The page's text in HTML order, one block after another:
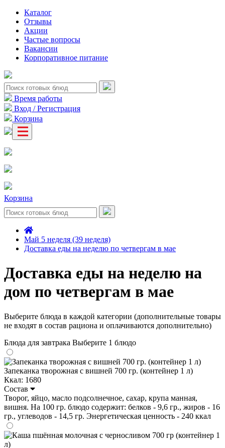
Каталог
Отзывы
Акции
Частые вопросы
Вакансии
Корпоративное питание
Время работы
Вход / Регистрация
Корзина
Корзина
Май 5 неделя (39 неделя)
Доставка еды на неделю по четвергам в мае
Доставка еды на неделю на
дом по четвергам в мае
Выберите блюда в каждой категории (дополнительные товары
не входят в состав рациона и оплачиваются дополнительно)
Блюда для завтрака Выберите 1 блюдо
Запеканка творожная с вишней 700 гр. (контейнер 1 л)
Ккал: 1680
Состав
Творог, яйцо, масло подсолнечное, сахар, крупа манная,
вишня. На 100 гр. блюдо содержит: белков - 9,6 гр., жиров - 16
гр., углеводов - 14,5 гр. Энергетическая ценность - 240 ккал